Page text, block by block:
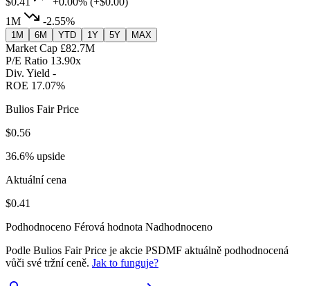
1M
-2.55%
1M 6M YTD 1Y 5Y MAX
Market Cap £82.7M
P/E Ratio 13.90x
Div. Yield -
ROE 17.07%
Bulios Fair Price
$0.56
36.6% upside
Aktuální cena
$0.41
Podhodnoceno Férová hodnota Nadhodnoceno
Podle Bulios Fair Price je akcie PSDMF aktuálně podhodnocená
vůči své tržní ceně. Jak to funguje?